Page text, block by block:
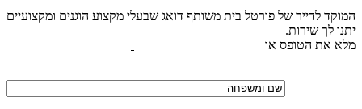
המוקד לדייר של פורטל בית משותף דואג שבעלי מקצוע הוגנים ומקצועיים
יתנו לך שירות.
מלא את הטופס או